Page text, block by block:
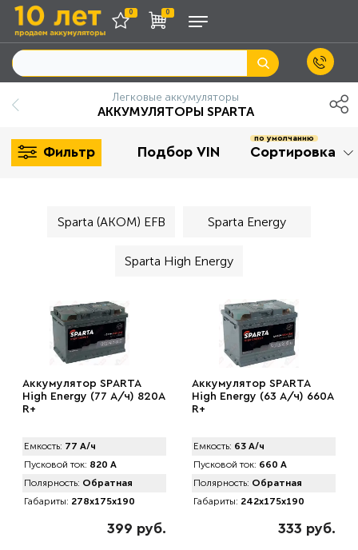
0 0
Легковые аккумуляторы
АККУМУЛЯТОРЫ SPARTA
Фильтр Подбор VIN Сортировка
по умолчанию
Sparta (AKOM) EFB Sparta Energy
Sparta High Energy
Аккумулятор SPАRTA
High Energy (77 А/ч) 820A
R+
Емкость: 77 А/ч
Пусковой ток: 820 А
Полярность: Обратная
Габариты: 278x175x190
399 руб.
Аккумулятор SPАRTA
High Energy (63 А/ч) 660A
R+
Емкость: 63 А/ч
Пусковой ток: 660 А
Полярность: Обратная
Габариты: 242x175x190
333 руб.